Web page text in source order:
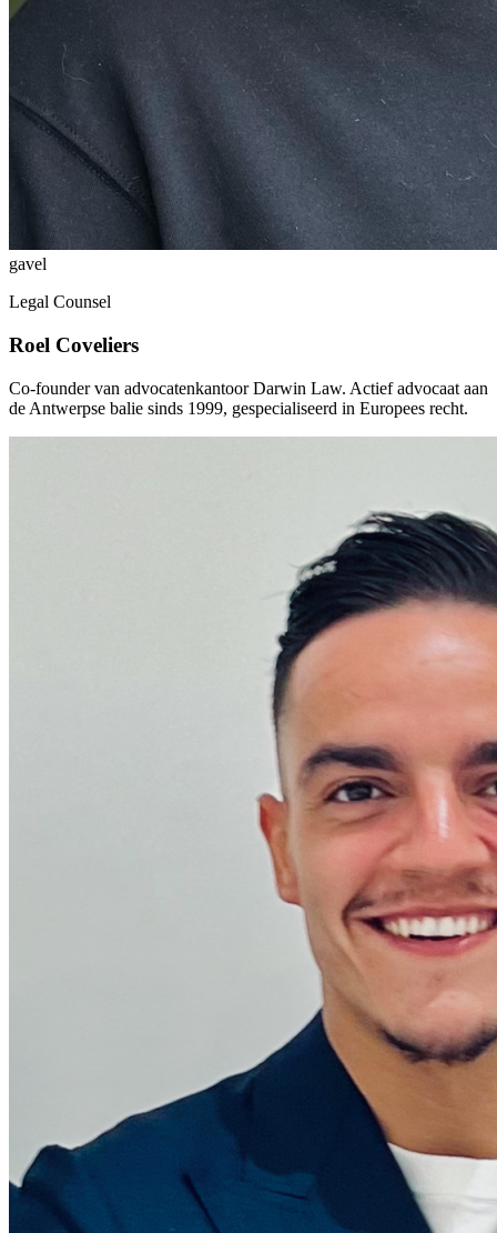
gavel
Legal Counsel
Roel Coveliers
Co-founder van advocatenkantoor Darwin Law. Actief advocaat aan
de Antwerpse balie sinds 1999, gespecialiseerd in Europees recht.